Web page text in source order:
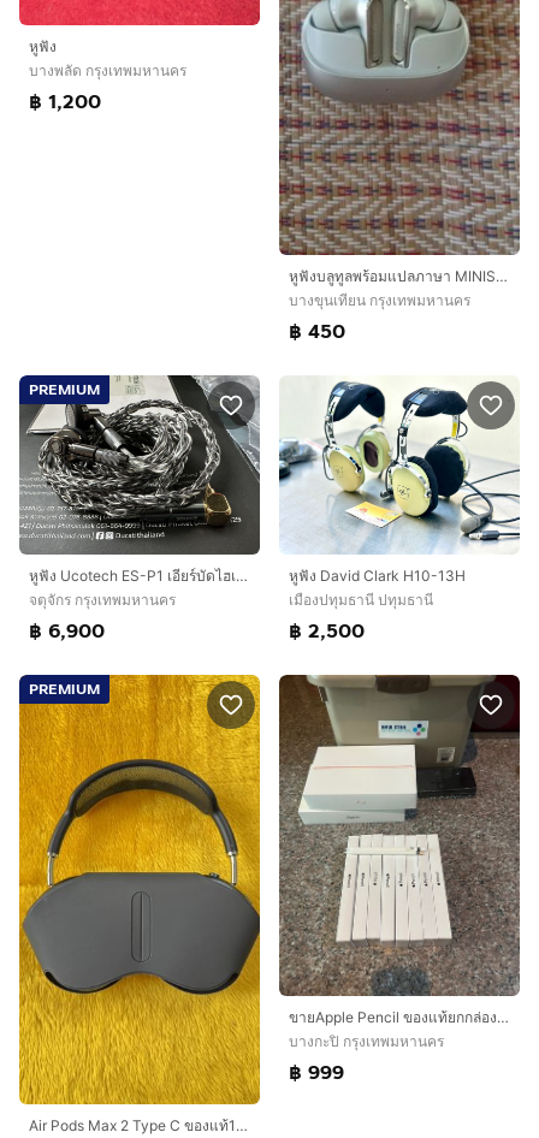
หูฟัง
บางพลัด กรุงเทพมหานคร
฿ 1,200
หูฟังบลูทูลพร้อมแปลภาษา MINISO แท้ รวมส่ง
บางขุนเทียน กรุงเทพมหานคร
฿ 450
PREMIUM
หูฟัง Ucotech ES-P1 เอียร์บัดไฮเอนด์ 3.5 mm
จตุจักร กรุงเทพมหานคร
฿ 6,900
หูฟัง David Clark H10-13H
เมืองปทุมธานี ปทุมธานี
฿ 2,500
PREMIUM
Air Pods Max 2 Type C ของแท้100%
ขายApple Pencil ของแท้ยกกล่องใช้งานดีสภาพสวยๆถูกมากกก
บางกะปิ กรุงเทพมหานคร
฿ 999